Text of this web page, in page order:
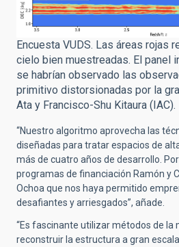
Encuesta VUDS. Las áreas rojas
cielo bien muestreadas. El panel
se habrían observado las
primitivo distorsionadas por la
Ata y Francisco-Shu Kitaura (IAC).
“Nuestro algoritmo aprovecha las
diseñadas para tratar espacios de
más de cuatro años de desarrollo.
programas de financiación Ramón y
Ochoa que nos haya permitido
desafiantes y arriesgados”, añade.
“Es fascinante utilizar métodos de la
reconstruir la estructura a gran